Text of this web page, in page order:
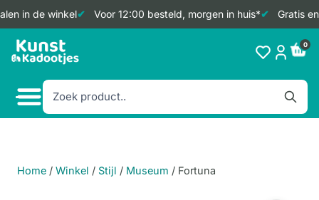
in de winkel Voor 12:00 besteld, morgen in huis* Gratis
Doorgaan
naar
0
Home / Winkel / Stijl / Museum / Fortuna